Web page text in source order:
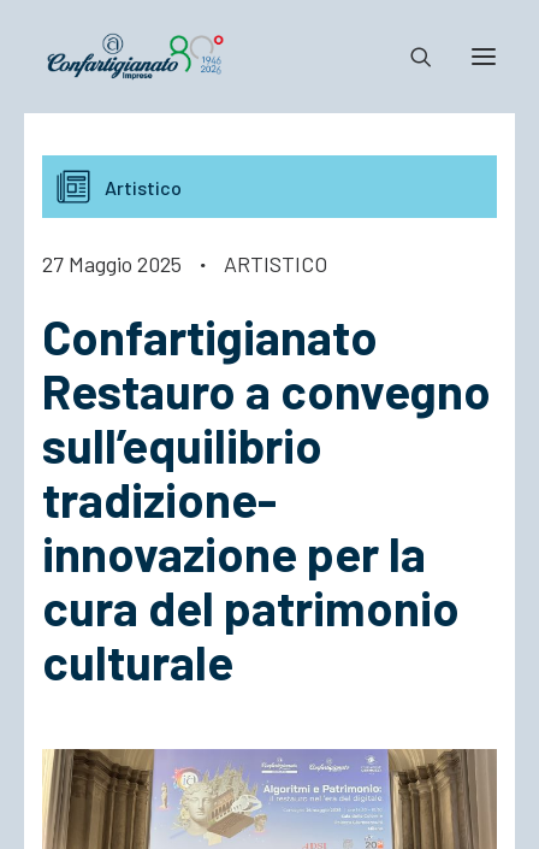
Notizie e Documenti
Confartigianato
Cosa Facciamo
ACCEDI
Artistico
27 Maggio 2025 · ARTISTICO
Confartigianato
Restauro a convegno
sull’equilibrio
tradizione-
innovazione per la
cura del patrimonio
culturale